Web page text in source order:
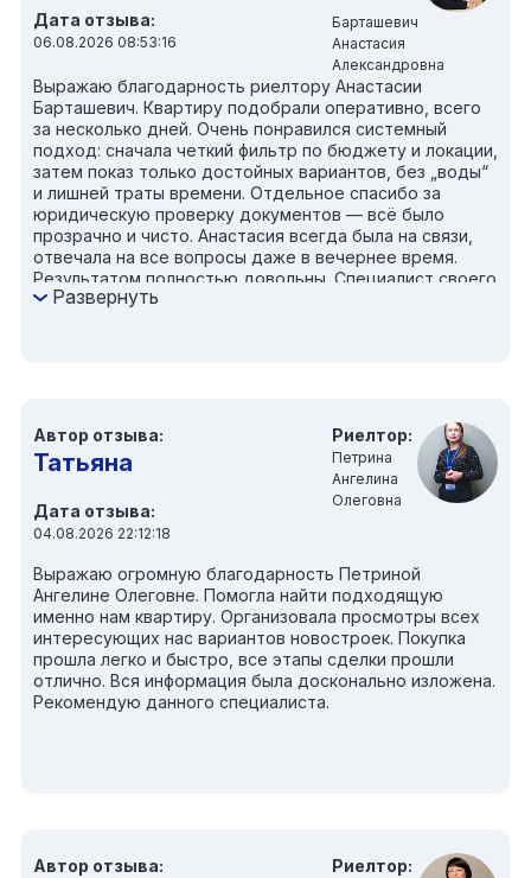
Дата отзыва:
06.08.2026 08:53:16
Барташевич
Анастасия
Александровна
Выражаю благодарность риелтору Анастасии
Барташевич. Квартиру подобрали оперативно, всего
за несколько дней. Очень понравился системный
подход: сначала четкий фильтр по бюджету и локации,
затем показ только достойных вариантов, без „воды“
и лишней траты времени. Отдельное спасибо за
юридическую проверку документов — всё было
прозрачно и чисто. Анастасия всегда была на связи,
отвечала на все вопросы даже в вечернее время.
Результатом полностью довольны. Специалист своего
дела!Развернуть
Автор отзыва:
Татьяна
Дата отзыва:
04.08.2026 22:12:18
Риелтор:
Петрина
Ангелина
Олеговна
Выражаю огромную благодарность Петриной
Ангелине Олеговне. Помогла найти подходящую
именно нам квартиру. Организовала просмотры всех
интересующих нас вариантов новостроек. Покупка
прошла легко и быстро, все этапы сделки прошли
отлично. Вся информация была досконально изложена.
Рекомендую данного специалиста.
Автор отзыва: Риелтор: